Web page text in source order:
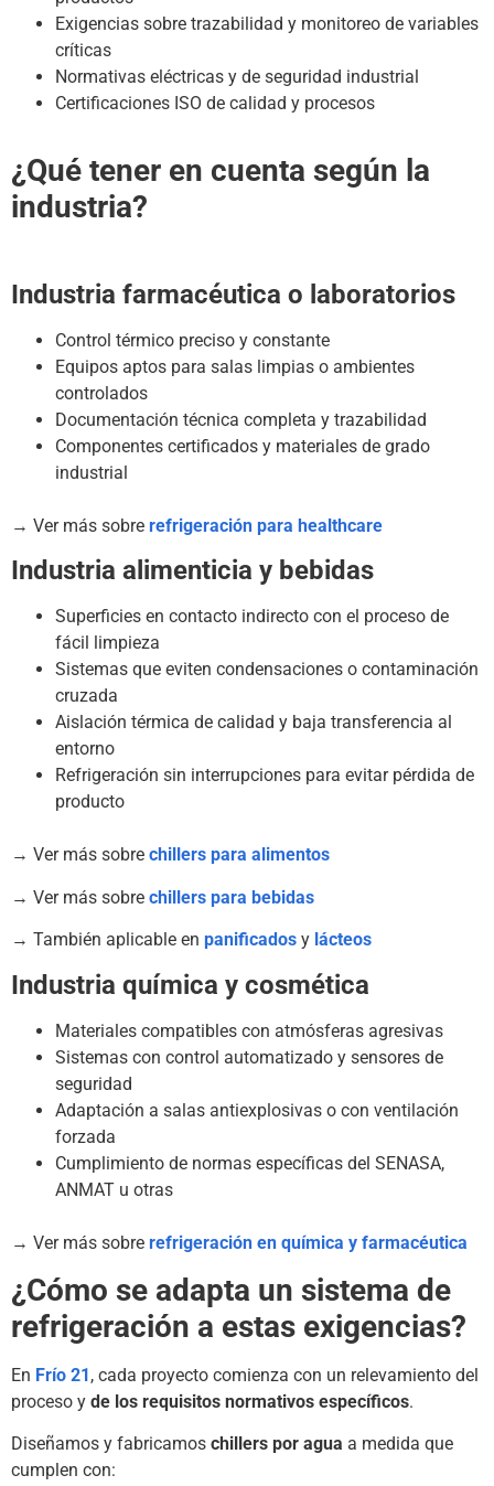
Exigencias sobre trazabilidad y monitoreo de variables
críticas
Normativas eléctricas y de seguridad industrial
Certificaciones ISO de calidad y procesos
¿Qué tener en cuenta según la
industria?
Industria farmacéutica o laboratorios
Control térmico preciso y constante
Equipos aptos para salas limpias o ambientes
controlados
Documentación técnica completa y trazabilidad
Componentes certificados y materiales de grado
industrial
→ Ver más sobre refrigeración para healthcare
Industria alimenticia y bebidas
Superficies en contacto indirecto con el proceso de
fácil limpieza
Sistemas que eviten condensaciones o contaminación
cruzada
Aislación térmica de calidad y baja transferencia al
entorno
Refrigeración sin interrupciones para evitar pérdida de
producto
→ Ver más sobre chillers para alimentos
→ Ver más sobre chillers para bebidas
→ También aplicable en panificados y lácteos
Industria química y cosmética
Materiales compatibles con atmósferas agresivas
Sistemas con control automatizado y sensores de
seguridad
Adaptación a salas antiexplosivas o con ventilación
forzada
Cumplimiento de normas específicas del SENASA,
ANMAT u otras
→ Ver más sobre refrigeración en química y farmacéutica
¿Cómo se adapta un sistema de
refrigeración a estas exigencias?
En Frío 21, cada proyecto comienza con un relevamiento del
proceso y de los requisitos normativos específicos.
Diseñamos y fabricamos chillers por agua a medida que
cumplen con: